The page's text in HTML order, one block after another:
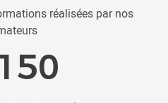
réalisées par nos